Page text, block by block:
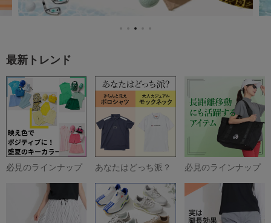
最新トレンド
必見のラインナップ あなたはどっち派？ 必見のラインナップ